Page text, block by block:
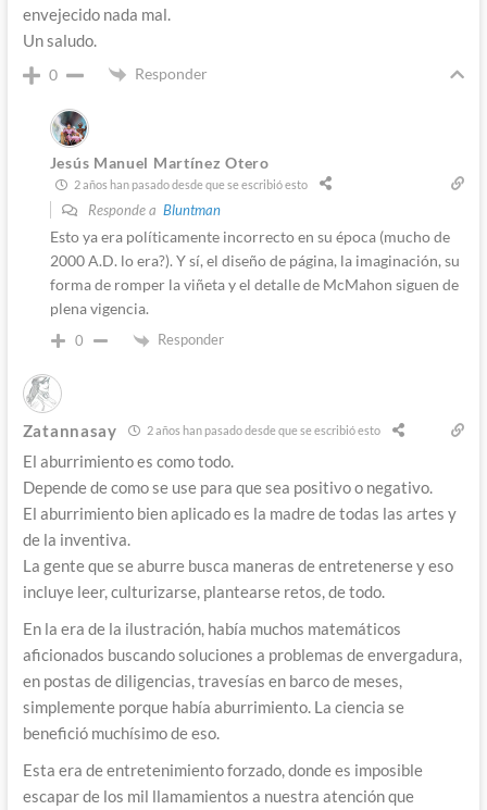
envejecido nada mal.
Un saludo.
0 Responder
Jesús Manuel Martínez Otero
2 años han pasado desde que se escribió esto
Responde a Bluntman
Esto ya era políticamente incorrecto en su época (mucho de
2000 A.D. lo era?). Y sí, el diseño de página, la imaginación, su
forma de romper la viñeta y el detalle de McMahon siguen de
plena vigencia.
0 Responder
Zatannasay 2 años han pasado desde que se escribió esto
El aburrimiento es como todo.
Depende de como se use para que sea positivo o negativo.
El aburrimiento bien aplicado es la madre de todas las artes y
de la inventiva.
La gente que se aburre busca maneras de entretenerse y eso
incluye leer, culturizarse, plantearse retos, de todo.
En la era de la ilustración, había muchos matemáticos
aficionados buscando soluciones a problemas de envergadura,
en postas de diligencias, travesías en barco de meses,
simplemente porque había aburrimiento. La ciencia se
benefició muchísimo de eso.
Esta era de entretenimiento forzado, donde es imposible
escapar de los mil llamamientos a nuestra atención que